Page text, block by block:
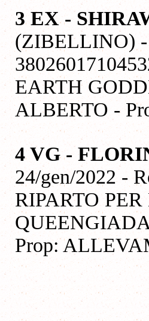
3 EX -
(ZIBELLINO) -
EARTH
ALBERTO -
4 VG -
24/gen/2022 -
RIPARTO
Prop: